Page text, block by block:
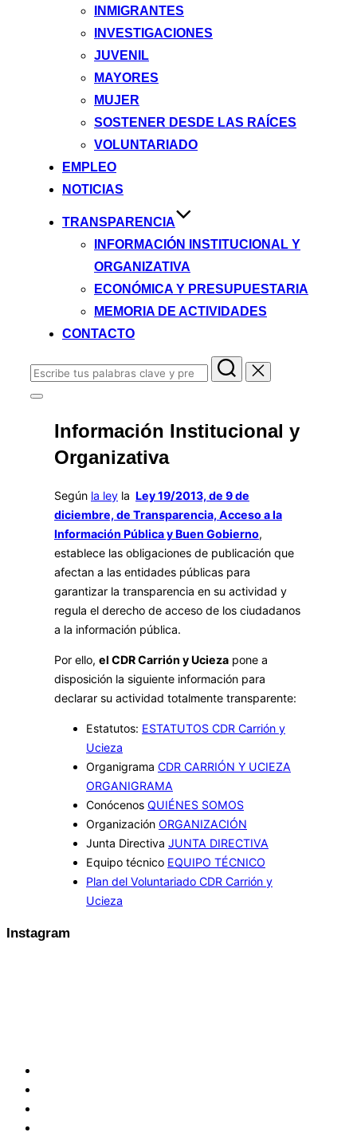
INMIGRANTES
INVESTIGACIONES
JUVENIL
MAYORES
MUJER
SOSTENER DESDE LAS RAÍCES
VOLUNTARIADO
EMPLEO
NOTICIAS
TRANSPARENCIA
INFORMACIÓN INSTITUCIONAL Y
ORGANIZATIVA
ECONÓMICA Y PRESUPUESTARIA
MEMORIA DE ACTIVIDADES
CONTACTO
Buscar:
Alternar
barra
lateralInformación Institucional y
Organizativa
Según la ley la Ley 19/2013, de 9 de
diciembre, de Transparencia, Acceso a la
Información Pública y Buen Gobierno,
establece las obligaciones de publicación que
afectan a las entidades públicas para
garantizar la transparencia en su actividad y
regula el derecho de acceso de los ciudadanos
a la información pública.
Por ello, el CDR Carrión y Ucieza pone a
disposición la siguiente información para
declarar su actividad totalmente transparente:
Estatutos: ESTATUTOS CDR Carrión y
Ucieza
Organigrama CDR CARRIÓN Y UCIEZA
ORGANIGRAMA
Conócenos QUIÉNES SOMOS
Organización ORGANIZACIÓN
Junta Directiva JUNTA DIRECTIVA
Equipo técnico EQUIPO TÉCNICO
Plan del Voluntariado CDR Carrión y
Ucieza
Instagram